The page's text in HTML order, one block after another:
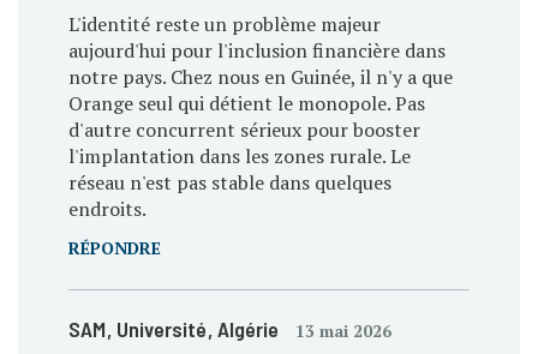
L'identité reste un problème majeur
aujourd'hui pour l'inclusion financière dans
notre pays. Chez nous en Guinée, il n'y a que
Orange seul qui détient le monopole. Pas
d'autre concurrent sérieux pour booster
l'implantation dans les zones rurale. Le
réseau n'est pas stable dans quelques
endroits.
RÉPONDRE
SAM, Université, Algérie 13 mai 2026